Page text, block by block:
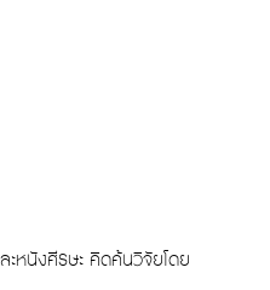
หนังศีรษะ คิดค้นวิจัยโดย